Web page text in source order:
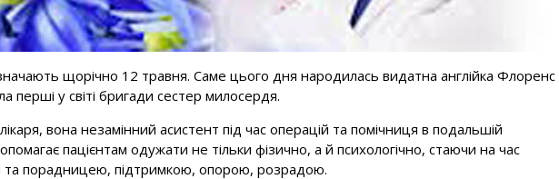
щорічно 12 травня. Саме цього дня народилась видатна англійка Флоренс
перші у світі бригади сестер милосердя.
вона незамінний асистент під час операцій та помічниця в подальшій
пацієнтам одужати не тільки фізично, а й психологічно, стаючи на час
та порадницею, підтримкою, опорою, розрадою.